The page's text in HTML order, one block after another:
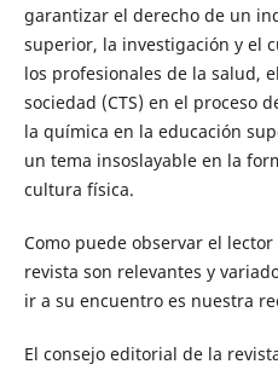
garantizar el derecho de un
superior, la investigación y el
los profesionales de la salud,
sociedad (CTS) en el proceso
la química en la educación
un tema insoslayable en la
cultura física.
Como puede observar el
revista son relevantes y
ir a su encuentro es nuestra
El consejo editorial de la